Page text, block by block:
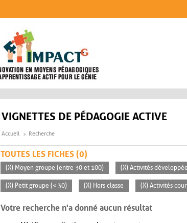
VIGNETTES DE PÉDAGOGIE ACTIVE
Accueil Recherche
TOUTES LES FICHES (0)
(X) Moyen groupe (entre 30 et 100) (X) Activités
(X) Petit groupe (< 30) (X) Hors classe (X) Activités
Votre recherche n'a donné aucun résultat